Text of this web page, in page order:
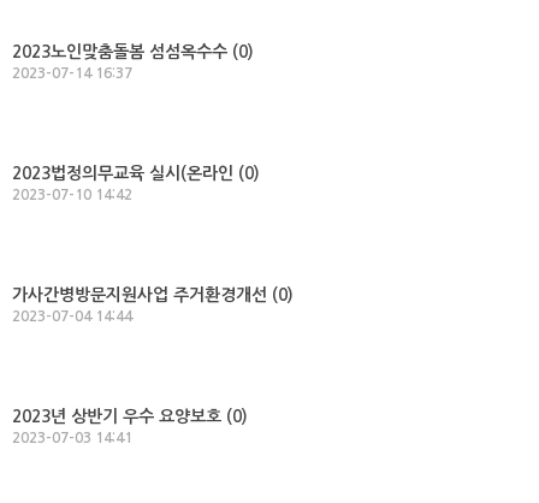
2023노인맞춤돌봄 섬섬옥수수 (0)
2023-07-14 16:37
2023법정의무교육 실시(온라인 (0)
2023-07-10 14:42
가사간병방문지원사업 주거환경개선 (0)
2023-07-04 14:44
2023년 상반기 우수 요양보호 (0)
2023-07-03 14:41